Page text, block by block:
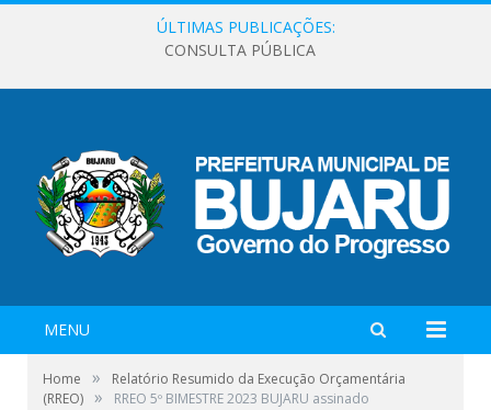
ÚLTIMAS PUBLICAÇÕES:
CONSULTA PÚBLICA
MENU
Home »
Relatório Resumido da Execução Orçamentária
(RREO) » RREO 5º BIMESTRE 2023 BUJARU assinado